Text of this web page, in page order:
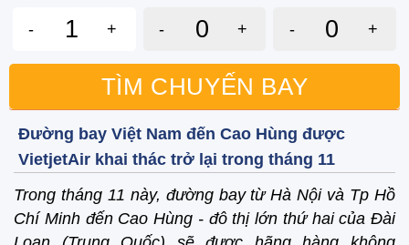
- + - + - +
TÌM CHUYẾN BAY
Đường bay Việt Nam đến Cao Hùng được
VietjetAir khai thác trở lại trong tháng 11
Trong tháng 11 này, đường bay từ Hà Nội và Tp Hồ
Chí Minh đến Cao Hùng - đô thị lớn thứ hai của Đài